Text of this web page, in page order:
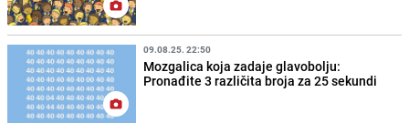
09.08.25. 22:50
Mozgalica koja zadaje glavobolju:
Pronađite 3 različita broja za 25 sekundi